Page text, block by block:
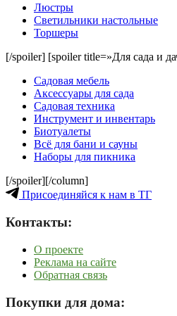
Люстры
Светильники настольные
Торшеры
[/spoiler] [spoiler title=»Для сада и
Садовая мебель
Аксессуары для сада
Садовая техника
Инструмент и инвентарь
Биотуалеты
Всё для бани и сауны
Наборы для пикника
[/spoiler][/column]
Присоединяйся к нам в ТГ
Контакты:
О проекте
Реклама на сайте
Обратная связь
Покупки для дома: